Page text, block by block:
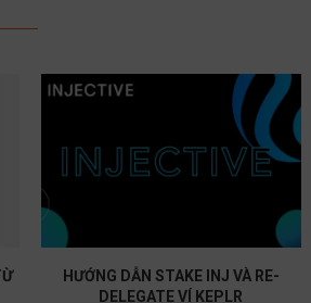
HƯỚNG DẪN STAKE INJ VÀ RE-
DELEGATE VÍ KEPLR